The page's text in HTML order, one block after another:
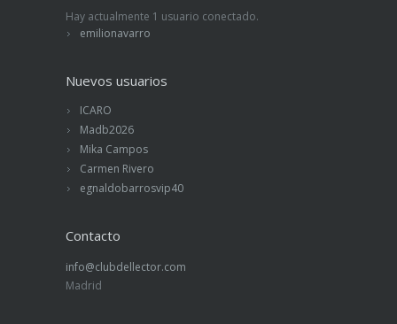
Hay actualmente 1 usuario conectado.
emilionavarro
Nuevos usuarios
ICARO
Madb2026
Mika Campos
Carmen Rivero
egnaldobarrosvip40
Contacto
info@clubdellector.com
Madrid